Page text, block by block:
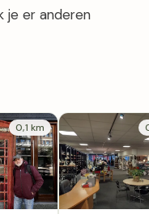
je er anderen
0,1 km